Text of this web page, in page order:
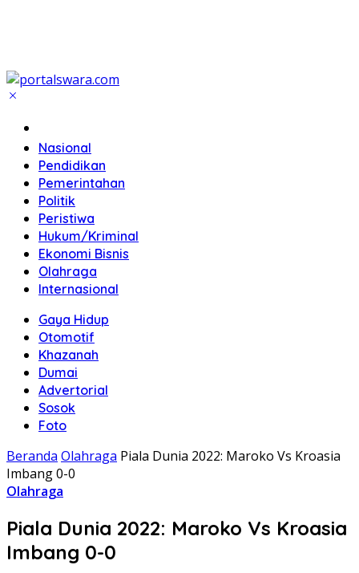
Nasional
Pendidikan
Pemerintahan
Politik
Peristiwa
Hukum/Kriminal
Ekonomi Bisnis
Olahraga
Internasional
Gaya Hidup
Otomotif
Khazanah
Dumai
Advertorial
Sosok
Foto
Beranda Olahraga Piala Dunia 2022: Maroko Vs Kroasia
Imbang 0-0
Olahraga
Piala Dunia 2022: Maroko Vs Kroasia
Imbang 0-0